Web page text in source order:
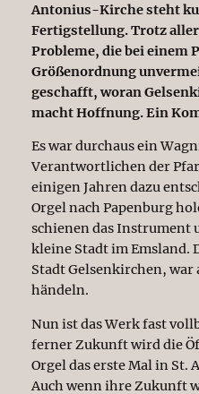
Antonius-Kirche steht
Fertigstellung. Trotz
Probleme, die bei einem
Größenordnung
geschafft, woran
macht Hoffnung. Ein
Es war durchaus ein
Verantwortlichen der
einigen Jahren dazu
Orgel nach Papenburg
schienen das Instrument
kleine Stadt im Emsland.
Stadt Gelsenkirchen, war
händeln.
Nun ist das Werk fast
ferner Zukunft wird die
Orgel das erste Mal in St.
Auch wenn ihre Zukunft